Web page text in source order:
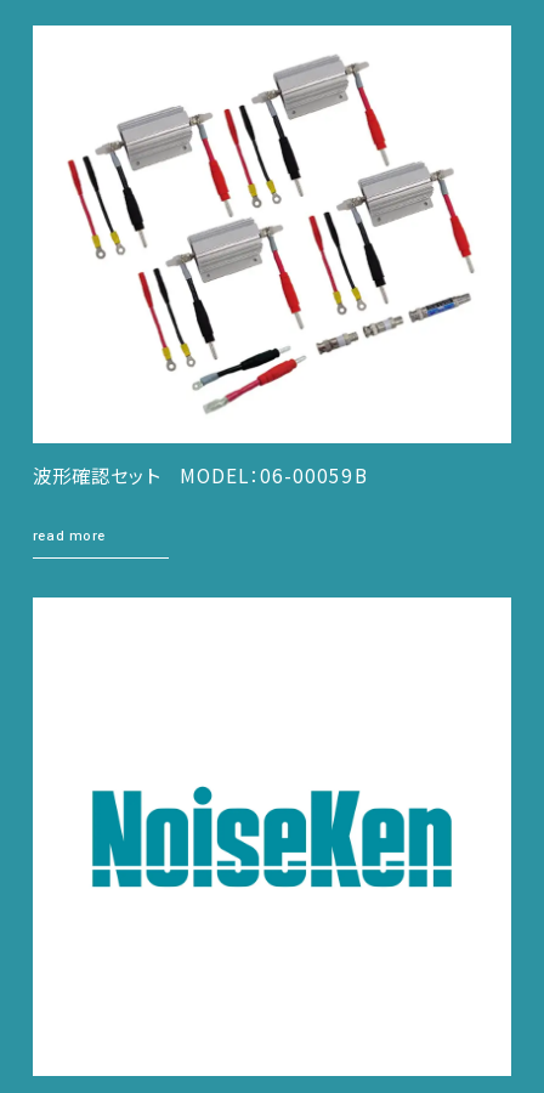
波形確認セット MODEL：06-00059B
read more